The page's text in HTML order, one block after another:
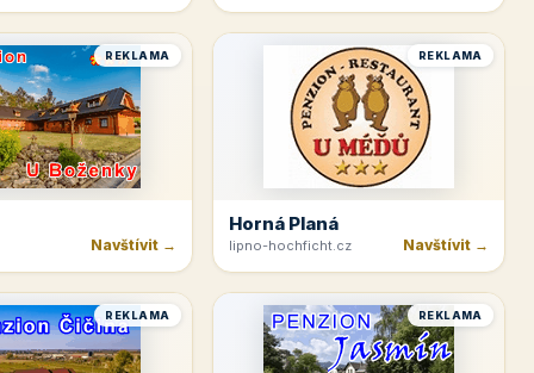
REKLAMA
Navštívit →
REKLAMA
Horná Planá
lipno-hochficht.cz Navštívit →
REKLAMA REKLAMA